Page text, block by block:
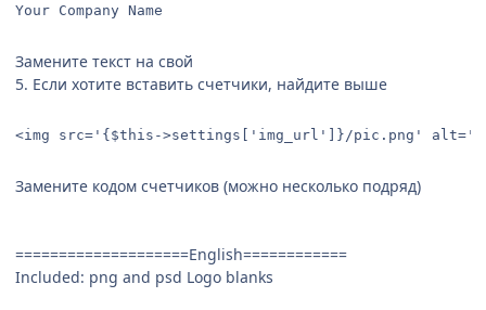
Your Company Name
Замените текст на свой
5. Если хотите вставить счетчики, найдите выше
<img src='{$this->settings['img_url']}/pic.png'
Замените кодом счетчиков (можно несколько подряд)
====================English============
Included: png and psd Logo blanks